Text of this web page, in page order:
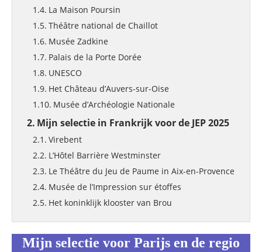
La Maison Poursin
Théâtre national de Chaillot
Musée Zadkine
Palais de la Porte Dorée
UNESCO
Het Château d’Auvers-sur-Oise
Musée d’Archéologie Nationale
Mijn selectie in Frankrijk voor de JEP 2025
Virebent
L’Hôtel Barrière Westminster
Le Théâtre du Jeu de Paume in Aix-en-Provence
Musée de l’Impression sur étoffes
Het koninklijk klooster van Brou
Mijn selectie voor Parijs en de regio